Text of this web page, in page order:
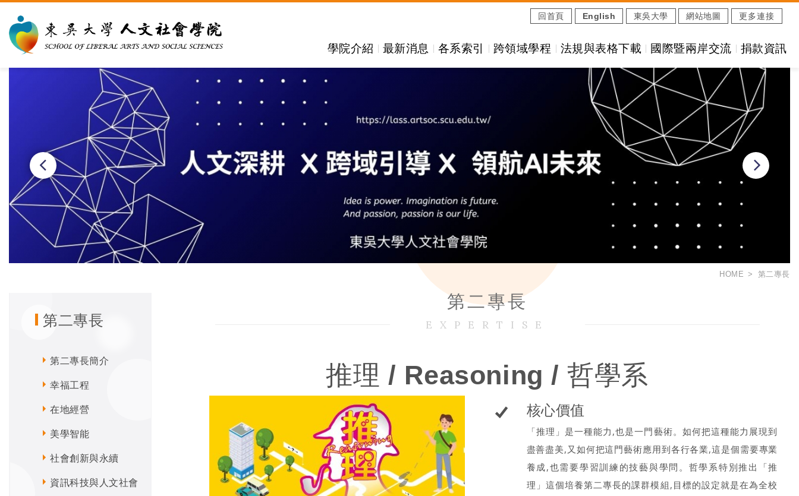
學院介紹 最新消息 各系索引 跨領域學程 法規與表格下載 國際暨兩岸交流 捐款資訊
回首頁 English 東吳大學 網站地圖 更多連接
HOME 第二專長
第二專長
第二專長簡介
幸福工程
在地經營
美學智能
社會創新與永續
資訊科技與人文社會
第二專長
EXPERTISE
推理 / Reasoning / 哲學系
核心價值
「推理」是一種能力,也是一門藝術。如何把這種能力展現到
盡善盡美,又如何把這門藝術應用到各行各業,這是個需要專業
養成,也需要學習訓練的技藝與學問。哲學系特別推出「推
理」這個培養第二專長的課群模組,目標的設定就是在為全校